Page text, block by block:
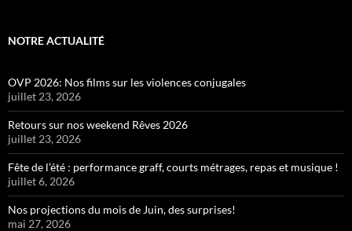
NOTRE ACTUALITÉ
OVP 2026: Nos films sur les violences conjugales
juillet 23, 2026
Retours sur nos weekend Rêves 2026
juillet 23, 2026
Fête de l’été : performance graff, courts métrages, repas et musique !
juillet 6, 2026
Nos projections du mois de Juin, des surprises!
mai 27, 2026